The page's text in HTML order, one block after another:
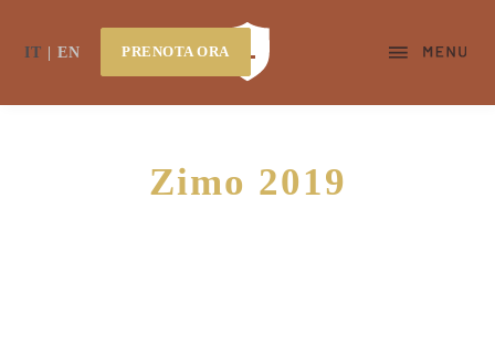
IT EN PRENOTA ORA
Zimo 2019